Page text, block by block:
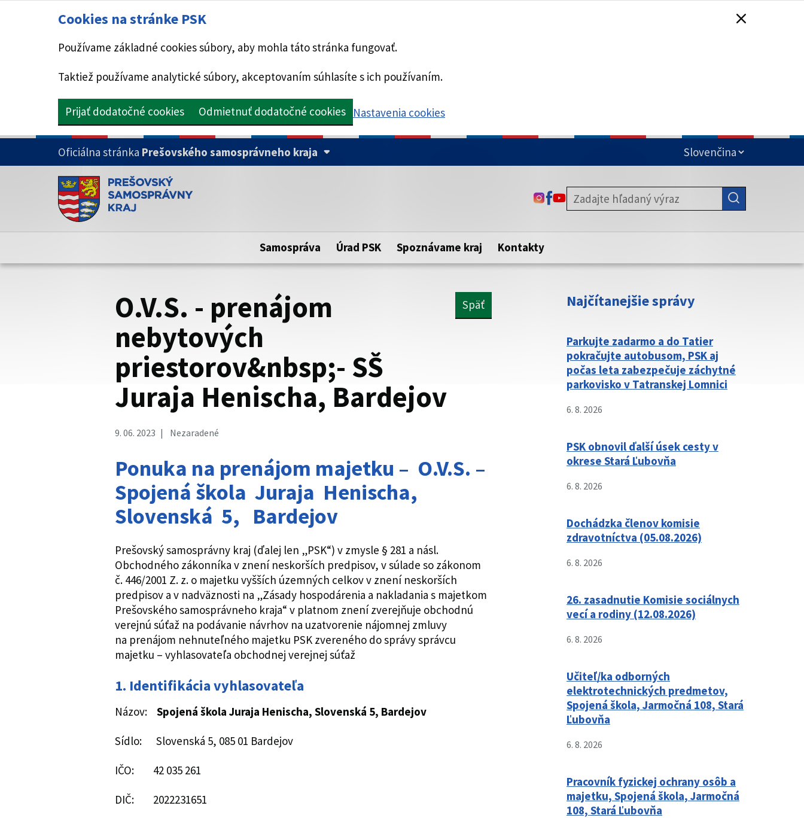
Cookies na stránke PSK
Používame základné cookies súbory, aby mohla táto stránka fungovať.
Taktiež používame analytické súbory, akceptovaním súhlasíte s ich používaním.
Prijať dodatočné cookies Odmietnuť dodatočné cookies Nastavenia cookies
PRESKOČIŤ NA HLAVNÝ OBSAH
Oficiálna stránka Prešovského samosprávneho kraja
Doména psk.sk je oficiálna
Toto je oficiálna webová stránka Prešovského samosprávneho kraja.
Táto stránka je zabezpečená
zabezpečenú webovú stránku. Zabezpečená stránka vždy začína
https:// pred názvom domény webového sídla.
ODKAZ SA OTVORÍ NA NOVEJ KARTE
ODKAZ SA OTVORÍ NA NOVEJ KARTE
ODKAZ SA OTVORÍ NA NOVEJ KARTE
Samospráva Úrad PSK Spoznávame kraj Kontakty
O.V.S. - prenájom
nebytových
priestorov&nbsp;- SŠ
Juraja Henischa, Bardejov
Späť
9. 06. 2023 Nezaradené
Ponuka na prenájom majetku – O.V.S. –
Spojená škola Juraja Henischa,
Slovenská 5, Bardejov
Prešovský samosprávny kraj (ďalej len „PSK“) v zmysle § 281 a násl.
Obchodného zákonníka v znení neskorších predpisov, v súlade so zákonom
č. 446/2001 Z. z. o majetku vyšších územných celkov v znení neskorších
predpisov a v nadväznosti na „Zásady hospodárenia a nakladania s majetkom
Prešovského samosprávneho kraja“ v platnom znení zverejňuje obchodnú
verejnú súťaž na podávanie návrhov na uzatvorenie nájomnej zmluvy
na prenájom nehnuteľného majetku PSK zvereného do správy správcu
majetku – vyhlasovateľa obchodnej verejnej súťaž
1. Identifikácia vyhlasovateľa
Názov: Spojená škola Juraja Henischa, Slovenská 5, Bardejov
Sídlo: Slovenská 5, 085 01 Bardejov
IČO: 42 035 261
DIČ: 2022231651
Najčítanejšie správy
Parkujte zadarmo a do Tatier
pokračujte autobusom, PSK aj
počas leta zabezpečuje záchytné
parkovisko v Tatranskej Lomnici
6. 8. 2026
PSK obnovil ďalší úsek cesty v
okrese Stará Ľubovňa
6. 8. 2026
Dochádzka členov komisie
zdravotníctva (05.08.2026)
6. 8. 2026
26. zasadnutie Komisie sociálnych
vecí a rodiny (12.08.2026)
6. 8. 2026
Učiteľ/ka odborných
elektrotechnických predmetov,
Spojená škola, Jarmočná 108, Stará
Ľubovňa
6. 8. 2026
Pracovník fyzickej ochrany osôb a
majetku, Spojená škola, Jarmočná
108, Stará Ľubovňa